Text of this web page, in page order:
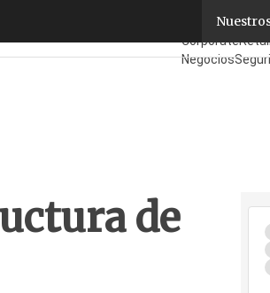
Fabricantes
Corporate
Negocios
de